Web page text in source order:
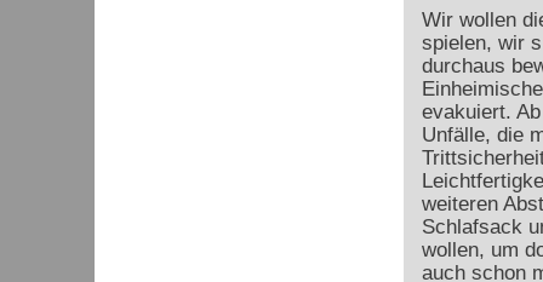
Wir wollen
spielen, wir
durchaus
evakuiert.
Unfälle, die
weiteren
Schlafsack
wollen, um
auch schon